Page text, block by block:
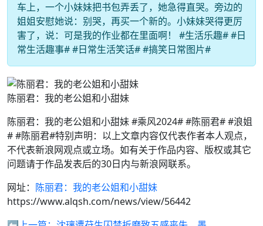
车上，一个小妹妹把书包弄丢了，她急得直哭。旁边的
姐姐安慰她说：别哭，再买一个新的。小妹妹哭得更厉
害了，说：可是我的作业都在里面啊！ #生活乐趣# #日
常生活趣事# #日常生活笑话# #搞笑日常图片#
陈丽君：我的老公姐和小甜妹
陈丽君：我的老公姐和小甜妹 #乘风2024# #陈丽君# #浪姐
# #陈丽君#特别声明：以上文章内容仅代表作者本人观点，
不代表新浪网观点或立场。如有关于作品内容、版权或其它
问题请于作品发表后的30日内与新浪网联系。
网址： 陈丽君：我的老公姐和小甜妹
https://www.alqsh.com/news/view/56442